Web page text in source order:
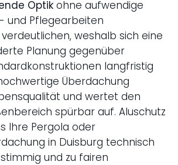
Optik ohne aufwendige
und Pflegearbeiten
weshalb sich eine
Planung gegenüber
langfristig
Überdachung
und wertet den
spürbar auf. Aluschutz
Ihre Pergola oder
in Duisburg technisch
und zu fairen